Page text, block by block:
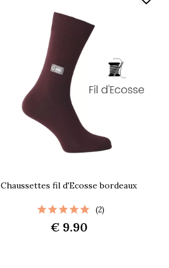
Chaussettes fil d'Ecosse bordeaux
(2)
€ 9.90